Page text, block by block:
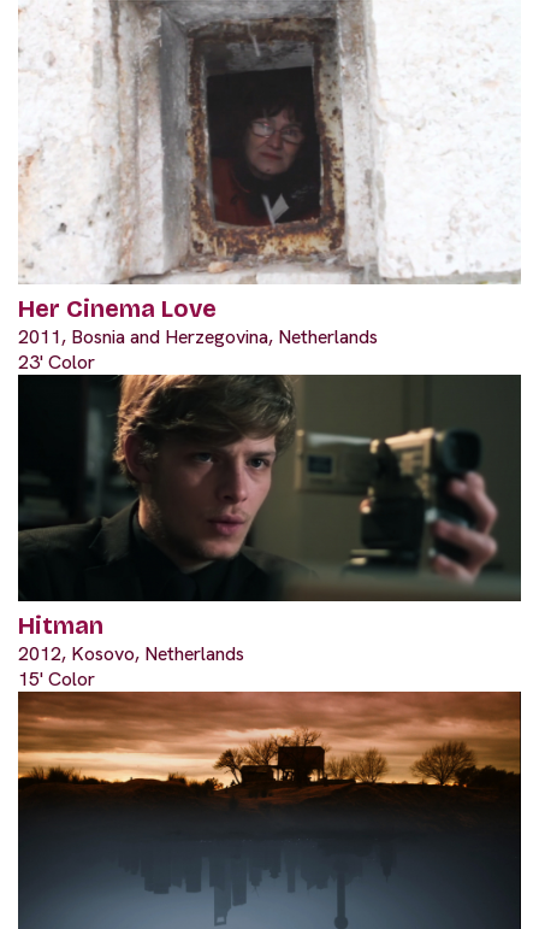
Her Cinema Love
2011, Bosnia and Herzegovina, Netherlands
23' Color
Hitman
2012, Kosovo, Netherlands
15' Color